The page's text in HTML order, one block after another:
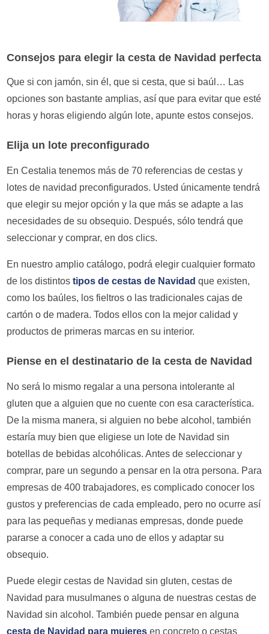
Consejos para elegir la cesta de Navidad perfecta
Que si con jamón, sin él, que si cesta, que si baúl… Las
opciones son bastante amplias, así que para evitar que esté
horas y horas eligiendo algún lote, apunte estos consejos.
Elija un lote preconfigurado
En Cestalia tenemos más de 70 referencias de cestas y
lotes de navidad preconfigurados. Usted únicamente tendrá
que elegir su mejor opción y la que más se adapte a las
necesidades de su obsequio. Después, sólo tendrá que
seleccionar y comprar, en dos clics.
En nuestro amplio catálogo, podrá elegir cualquier formato
de los distintostipos de cestas de Navidad que existen,
como los baúles, los fieltros o las tradicionales cajas de
cartón o de madera. Todos ellos con la mejor calidad y
productos de primeras marcas en su interior.
Piense en el destinatario de la cesta de Navidad
No será lo mismo regalar a una persona intolerante al
gluten que a alguien que no cuente con esa característica.
De la misma manera, si alguien no bebe alcohol, también
estaría muy bien que eligiese un lote de Navidad sin
botellas de bebidas alcohólicas. Antes de seleccionar y
comprar, pare un segundo a pensar en la otra persona. Para
empresas de 400 trabajadores, es complicado conocer los
gustos y preferencias de cada empleado, pero no ocurre así
para las pequeñas y medianas empresas, donde puede
pararse a conocer a cada uno de ellos y adaptar su
obsequio.
Puede elegir cestas de Navidad sin gluten, cestas de
Navidad para musulmanes o alguna de nuestras cestas de
Navidad sin alcohol. También puede pensar en alguna
cesta de Navidad para mujeres en concreto o cestas